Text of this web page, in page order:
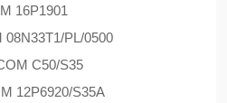
16P1901
08N33T1/PL/0500
C50/S35
12P6920/S35A